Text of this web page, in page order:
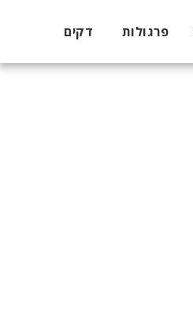
פרגולות